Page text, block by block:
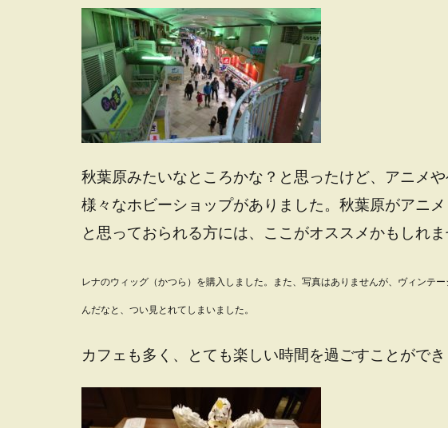
秋葉原みたいなところかな？と思ったけど、アニメや
様々なホビーショップがありました。秋葉原がアニ
と思っておられる方には、ここがオススメかもしれま
レナのウィッグ（かつら）を購入しました。また、写真はありませんが、ヴィンテ
んだなと、つい見とれてしまいました。
カフェも多く、とても楽しい時間を過ごすことができ